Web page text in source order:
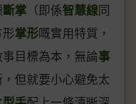
斷掌 （即係智慧線 同
掌形嘅實用特質，
目標為本，無論事
但就要小心避免太